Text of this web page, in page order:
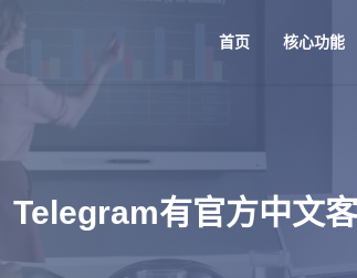
首页 核心功能
Telegram有官方中文